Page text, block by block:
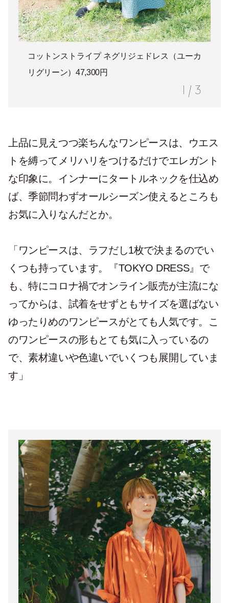
コットンストライプ ネグリジェドレス（ユーカ
リグリーン）47,300円
/ 3
上品に見えつつ楽ちんなワンピースは、ウエス
トを縛ってメリハリをつけるだけでエレガント
な印象に。インナーにタートルネックを仕込め
ば、季節問わずオールシーズン使えるところも
お気に入りなんだとか。
「ワンピースは、ラフだし1枚で決まるのでい
くつも持っています。『TOKYO DRESS』で
も、特にコロナ禍でオンライン販売が主流にな
ってからは、試着をせずともサイズを選ばない
ゆったりめのワンピースがとても人気です。こ
のワンピースの形もとても気に入っているの
で、素材違いや色違いでいくつも展開していま
す」